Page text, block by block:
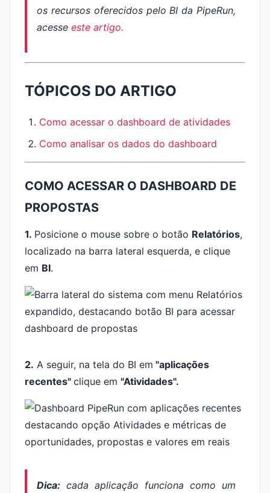
os recursos oferecidos pelo BI da PipeRun,
acesse este artigo.
TÓPICOS DO ARTIGO
Como acessar o dashboard de atividades
Como analisar os dados do dashboard
COMO ACESSAR O DASHBOARD DE
PROPOSTAS
1. Posicione o mouse sobre o botão Relatórios,
localizado na barra lateral esquerda, e clique
em BI.
2. A seguir, na tela do BI em "aplicações
recentes" clique em "Atividades".
Dica: cada aplicação funciona como um